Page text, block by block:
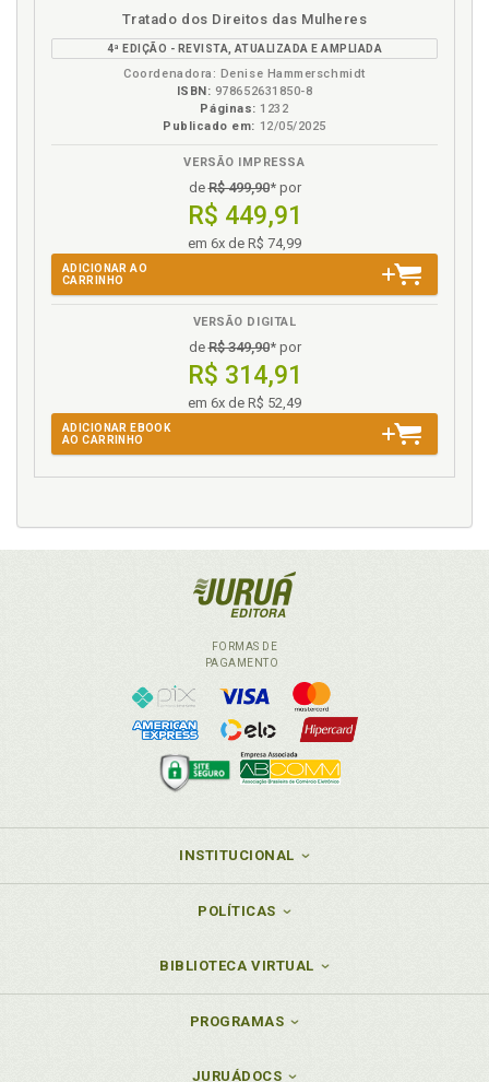
eBookB.V.
Tratado dos Direitos das Mulheres
4ª EDIÇÃO - REVISTA, ATUALIZADA E AMPLIADA
Coordenadora: Denise Hammerschmidt
ISBN: 978652631850-8
Páginas: 1232
Publicado em: 12/05/2025
VERSÃO IMPRESSA
deR$ 499,90* por
R$ 449,91
em 6x de R$ 74,99
ADICIONAR AO
CARRINHO
VERSÃO DIGITAL
deR$ 349,90* por
R$ 314,91
em 6x de R$ 52,49
ADICIONAR EBOOK
AO CARRINHO
FORMAS DE
PAGAMENTO
INSTITUCIONAL
POLÍTICAS
BIBLIOTECA VIRTUAL
PROGRAMAS
JURUÁDOCS